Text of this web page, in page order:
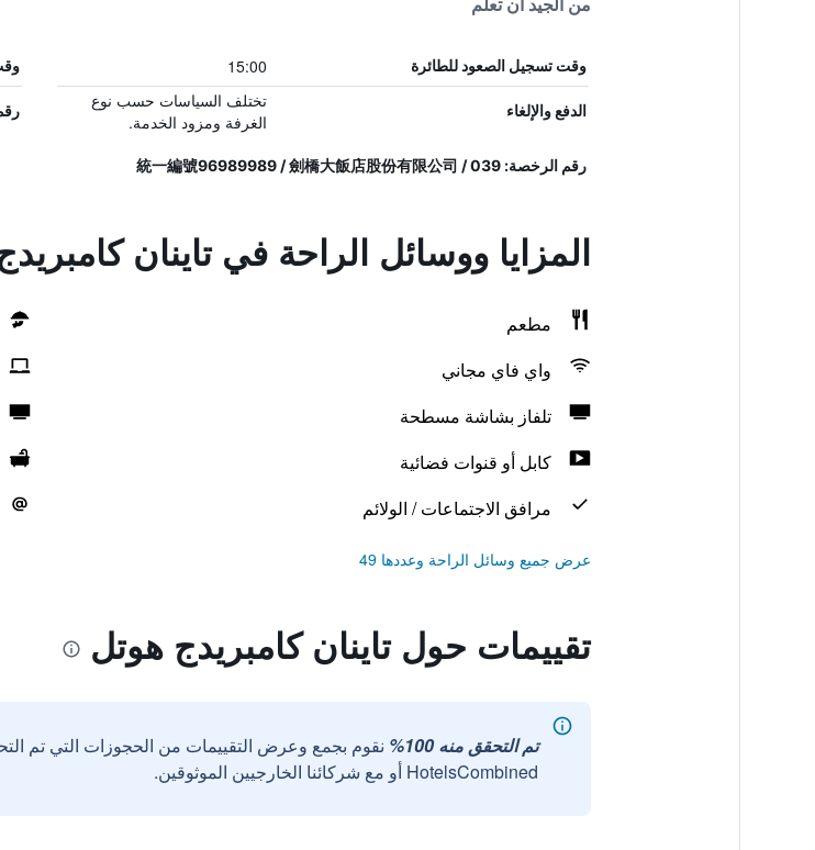
من الجيد أن تعلم
وقت تسجيل الصعود للطائرة 15:00
الدفع والإلغاء
تختلف السياسات حسب نوع
الغرفة ومزود الخدمة.
رقم الرخصة: 039 / 統一編號96989989 / 劍橋大飯店股份有限公司
المزايا ووسائل الراحة في تاينان
مطعم
واي فاي مجاني
تلفاز بشاشة مسطحة
كابل أو قنوات فضائية
مرافق الاجتماعات / الولائم
عرض جميع وسائل الراحة وعددها 49
تقييمات حول تاينان كامبريدج هوتل
تم التحقق منه 100%
نقوم بجمع وعرض التقييمات من الحجوزات التي تم
HotelsCombined أو مع شركائنا الخارجيين الموثوقين.